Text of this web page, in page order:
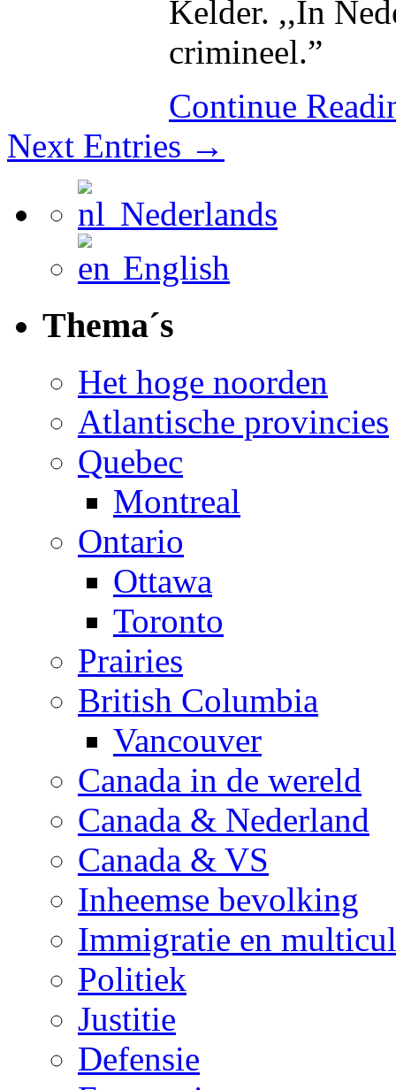
Kelder. ,,In
crimineel.”
Continue
Next Entries →
Nederlands
English
Thema´s
Het hoge noorden
Atlantische provincies
Quebec
Montreal
Ontario
Ottawa
Toronto
Prairies
British Columbia
Vancouver
Canada in de wereld
Canada & Nederland
Canada & VS
Inheemse bevolking
Immigratie en
Politiek
Justitie
Defensie